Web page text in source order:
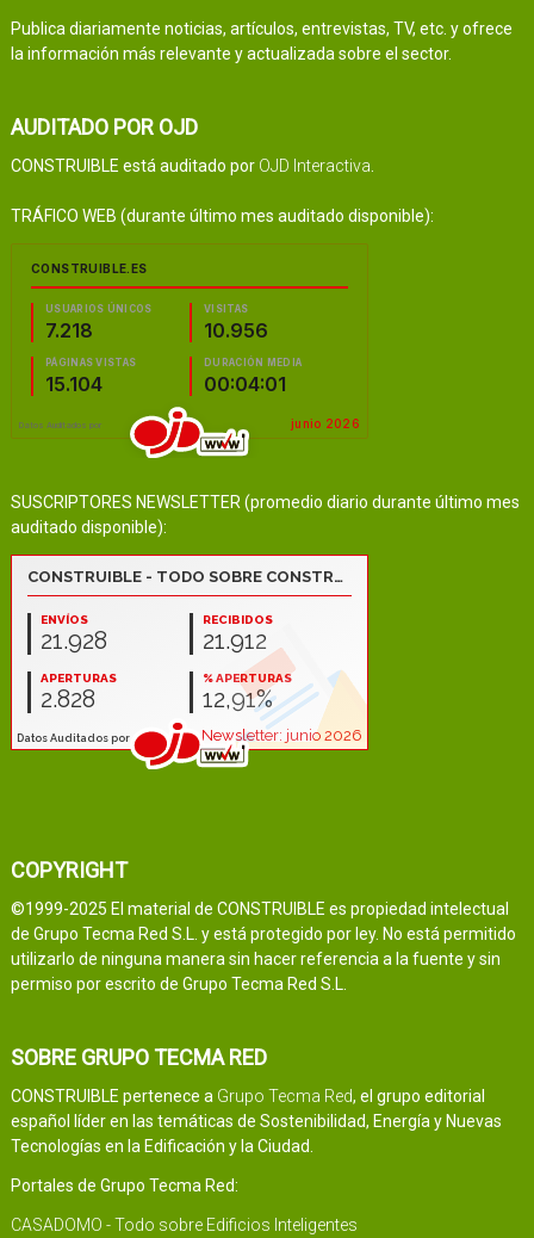
Publica diariamente noticias, artículos, entrevistas, TV, etc. y ofrece
la información más relevante y actualizada sobre el sector.
AUDITADO POR OJD
CONSTRUIBLE está auditado por OJD Interactiva
TRÁFICO WEB (durante último mes auditado disponible):
SUSCRIPTORES NEWSLETTER (promedio diario durante último mes
auditado disponible):
COPYRIGHT
©1999-2025 El material de CONSTRUIBLE es propiedad intelectual
de Grupo Tecma Red S.L. y está protegido por ley. No está permitido
utilizarlo de ninguna manera sin hacer referencia a la fuente y sin
permiso por escrito de Grupo Tecma Red S.L.
SOBRE GRUPO TECMA RED
CONSTRUIBLE pertenece a Grupo Tecma Red, el grupo editorial
español líder en las temáticas de Sostenibilidad, Energía y Nuevas
Tecnologías en la Edificación y la Ciudad.
Portales de Grupo Tecma Red:
CASADOMO - Todo sobre Edificios Inteligentes